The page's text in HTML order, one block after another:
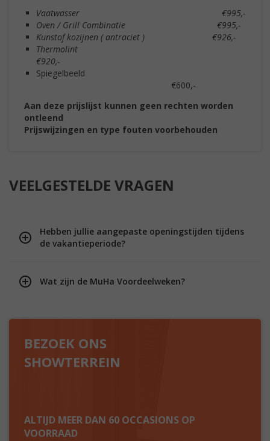
Vaatwasser €995,-
Oven / Grill Combinatie €995,-
Kunstof kozijnen ( antraciet ) €926,-
Thermolint
€920,-
Spiegelbeeld
€600,-
Aan deze prijslijst kunnen geen rechten worden
ontleend
Prijswijzingen en type fouten voorbehouden
VEELGESTELDE VRAGEN
Hebben jullie aangepaste openingstijden tijdens
de vakantieperiode?
Wat zijn de MuHa Voordeelweken?
BEZOEK ONS
SHOWTERREIN
ALTIJD MEER DAN 60 OCCASIONS OP
VOORRAAD